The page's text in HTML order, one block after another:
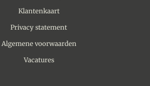
Klantenkaart
Privacy statement
Algemene voorwaarden
Vacatures